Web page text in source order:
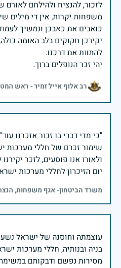
משפחות יקרות, אין די מילים
כואבים את כאבכן ונמשיך
יקירכן חקוקים בלב האומה
יהי זכר הנופלים ברוך.
רב אלוף אייל זמיר - ראש
שימור זכרם של חללי מערכות
יום הזיכרון לחללי מערכות ישראל
משרד הביטחון- אגף משפחות,
עוצמתה וחוסנה של ישראל
בניה ובנותיה, חללי מערכות
מסירות נפשם ודבקותם